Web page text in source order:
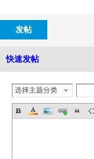
发帖
快速发帖
选择主题分类